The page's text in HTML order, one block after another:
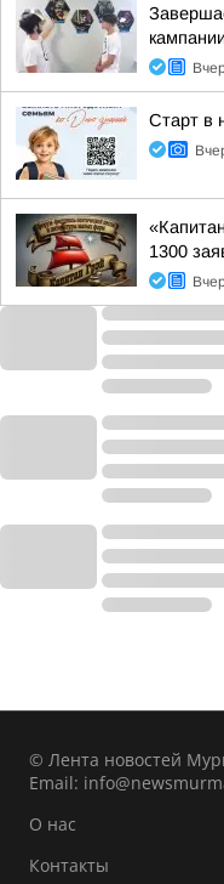
Старт в
1300
© Лента новостей
Email:
О нас
Контакты